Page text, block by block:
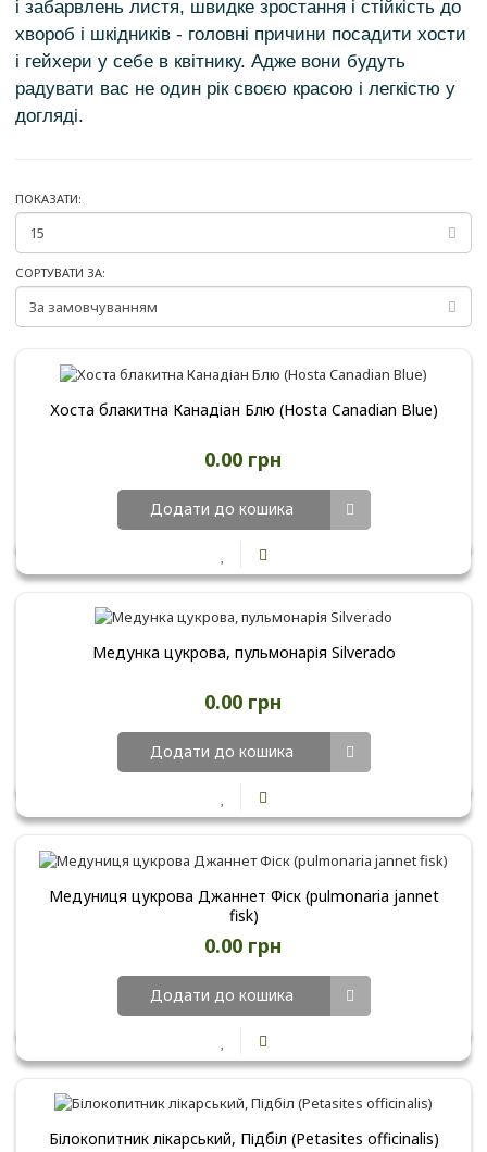
і забарвлень листя, швидке зростання і стійкість до
хвороб і шкідників - головні причини посадити хости
і гейхери у себе в квітнику. Адже вони будуть
радувати вас не один рік своєю красою і легкістю у
догляді.
ПОКАЗАТИ:
СОРТУВАТИ ЗА:
Хоста блакитна Канадіан Блю (Hosta Canadian Blue)
0.00 грн
Додати до кошика
Медунка цукрова, пульмонарія Silverado
0.00 грн
Додати до кошика
Медуниця цукрова Джаннет Фіск (pulmonaria jannet
fisk)
0.00 грн
Додати до кошика
Білокопитник лікарський, Підбіл (Petasites officinalis)